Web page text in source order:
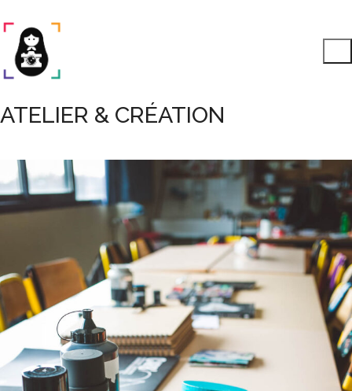
ATELIER & CRÉATION